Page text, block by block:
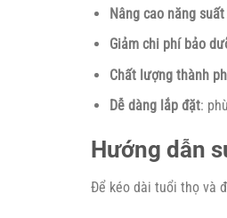
Nâng cao năng
Giảm chi phí bảo
Chất lượng thành
Dễ dàng lắp đặt:
Hướng dẫn
Để kéo dài tuổi thọ và